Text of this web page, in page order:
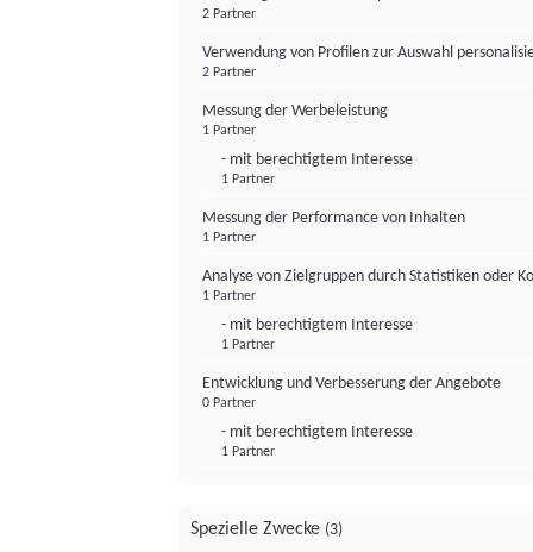
2 Partner
Verwendung von Profilen zur Auswahl
2 Partner
Messung der Werbeleistung
1 Partner
- mit berechtigtem Interesse
1 Partner
Messung der Performance von Inhalten
1 Partner
Analyse von Zielgruppen durch Statistiken oder
1 Partner
- mit berechtigtem Interesse
1 Partner
Entwicklung und Verbesserung der Angebote
0 Partner
- mit berechtigtem Interesse
1 Partner
Spezielle Zwecke (3)